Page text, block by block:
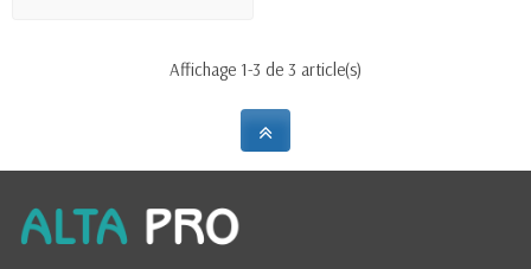
Affichage 1-3 de 3 article(s)